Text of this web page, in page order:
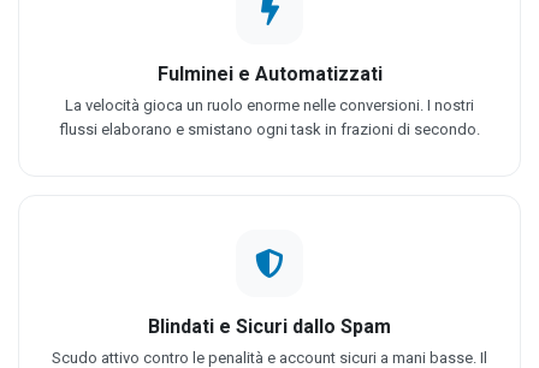
Fulminei e Automatizzati
La velocità gioca un ruolo enorme nelle conversioni. I nostri
flussi elaborano e smistano ogni task in frazioni di secondo.
Blindati e Sicuri dallo Spam
Scudo attivo contro le penalità e account sicuri a mani basse. Il